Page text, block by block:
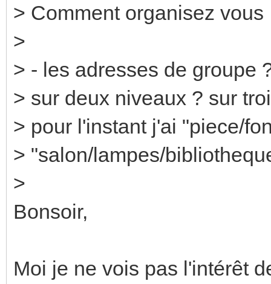
> Comment organisez vous
>
> - les adresses de groupe
> sur deux niveaux ? sur
> pour l'instant j'ai "piece/
> "salon/lampes/
>
Bonsoir,
Moi je ne vois pas l'intérêt